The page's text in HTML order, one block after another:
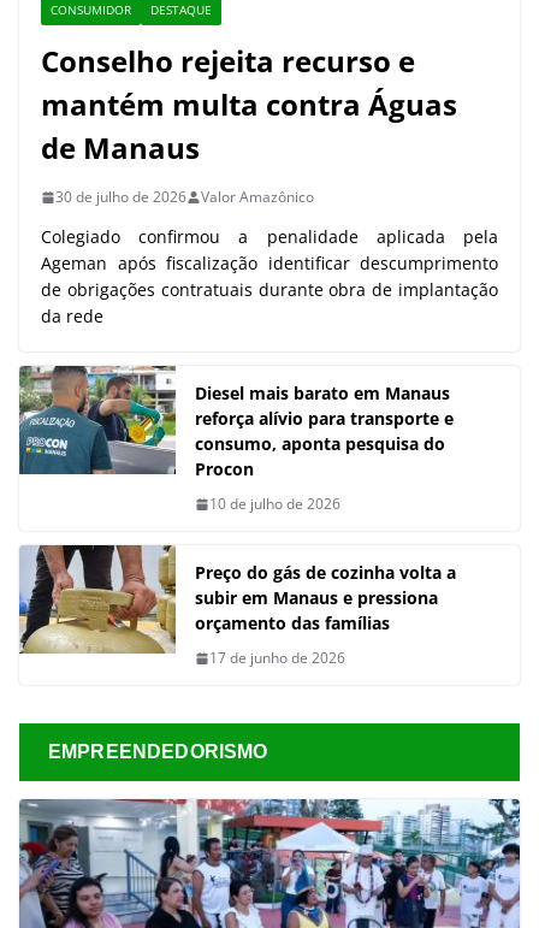
CONSUMIDOR DESTAQUE
Conselho rejeita recurso e
mantém multa contra Águas
de Manaus
30 de julho de 2026 Valor Amazônico
Colegiado confirmou a penalidade aplicada pela
Ageman após fiscalização identificar descumprimento
de obrigações contratuais durante obra de implantação
da rede
Diesel mais barato em Manaus
reforça alívio para transporte e
consumo, aponta pesquisa do
Procon
10 de julho de 2026
Preço do gás de cozinha volta a
subir em Manaus e pressiona
orçamento das famílias
17 de junho de 2026
EMPREENDEDORISMO